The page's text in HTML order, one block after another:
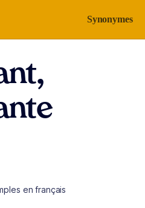
Synonymes
en français